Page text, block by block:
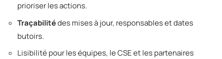
prioriser les actions.
Traçabilitédes mises à jour, responsables et dates
butoirs.
Lisibilité pour les équipes, le CSE et les partenaires